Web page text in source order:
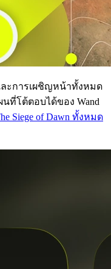
ะการเผชิญหน้าทั้งหมด
นที่โต้ตอบได้ของ Wand
Siege of Dawn ทั้งหมด